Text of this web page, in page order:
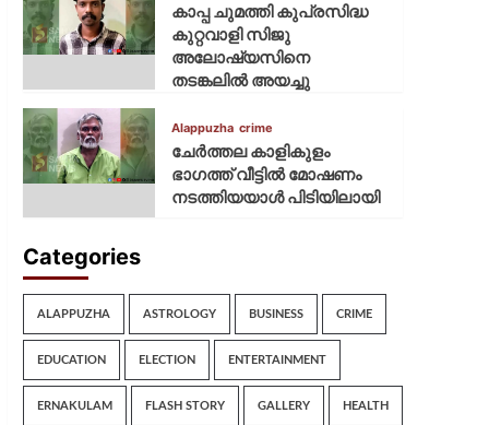
കാപ്പ ചുമത്തി കുപ്രസിദ്ധ
കുറ്റവാളി സിജു
അലോഷ്യസിനെ
തടങ്കലിൽ അയച്ചു
Alappuzha crime
ചേർത്തല കാളികുളം
ഭാഗത്ത് വീട്ടിൽ മോഷണം
നടത്തിയയാൾ പിടിയിലായി
Categories
ALAPPUZHA ASTROLOGY BUSINESS CRIME
EDUCATION ELECTION ENTERTAINMENT
ERNAKULAM FLASH STORY GALLERY HEALTH